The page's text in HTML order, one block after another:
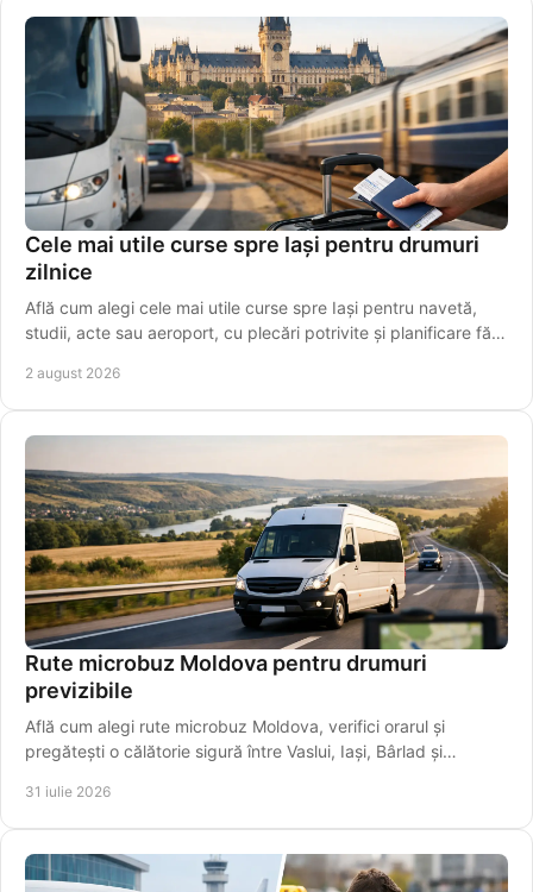
Cele mai utile curse spre Iași pentru drumuri
zilnice
Află cum alegi cele mai utile curse spre Iași pentru navetă,
studii, acte sau aeroport, cu plecări potrivite și planificare fără
2 august 2026
Rute microbuz Moldova pentru drumuri
previzibile
Află cum alegi rute microbuz Moldova, verifici orarul și
pregătești o călătorie sigură între Vaslui, Iași, Bârlad și
31 iulie 2026